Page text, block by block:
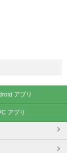
アプリ
アプリ